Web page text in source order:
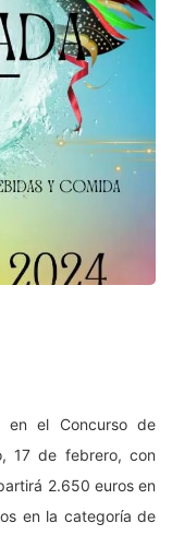
en el Concurso de
17 de febrero, con
2.650 euros en
en la categoría de